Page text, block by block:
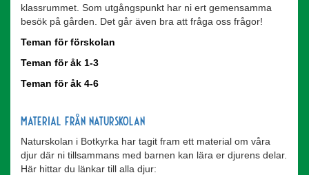
klassrummet. Som utgångspunkt har ni ert gemensamma
besök på gården. Det går även bra att fråga oss frågor!
Teman för förskolan
Teman för åk 1-3
Teman för åk 4-6
Material från Naturskolan
Naturskolan i Botkyrka har tagit fram ett material om våra
djur där ni tillsammans med barnen kan lära er djurens delar.
Här hittar du länkar till alla djur: